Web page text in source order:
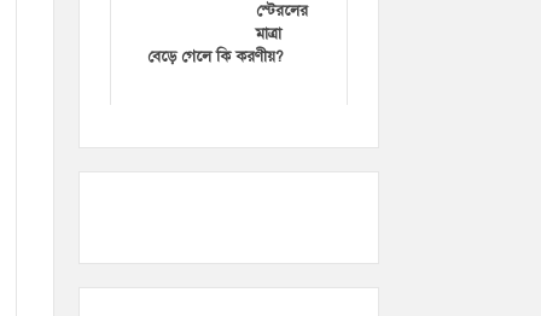
স্টেরলের
মাত্রা
বেড়ে গেলে কি করণীয়?